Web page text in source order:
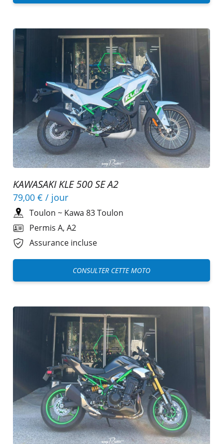
KAWASAKI KLE 500 SE A2
79,00 € / jour
Toulon ~ Kawa 83 Toulon
Permis A, A2
Assurance incluse
CONSULTER CETTE MOTO